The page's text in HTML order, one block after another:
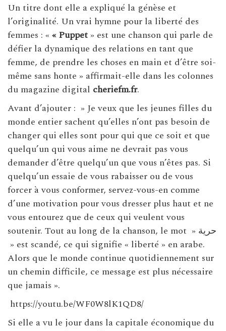
Un titre dont elle a expliqué la génèse et
l’originalité. Un vrai hymne pour la liberté des
femmes : « « Puppet» est une chanson qui parle de
défier la dynamique des relations en tant que
femme, de prendre les choses en main et d’être soi-
même sans honte » affirmait-elle dans les colonnes
du magazine digital cheriefm.fr.
Avant d’ajouter : » Je veux que les jeunes filles du
monde entier sachent qu’elles n’ont pas besoin de
changer qui elles sont pour qui que ce soit et que
quelqu’un qui vous aime ne devrait pas vous
demander d’être quelqu’un que vous n’êtes pas. Si
quelqu’un essaie de vous rabaisser ou de vous
forcer à vous conformer, servez-vous-en comme
d’une motivation pour vous dresser plus haut et ne
vous entourez que de ceux qui veulent vous
soutenir. Tout au long de la chanson, le mot » حرية
» est scandé, ce qui signifie « liberté » en arabe.
Alors que le monde continue quotidiennement sur
un chemin difficile, ce message est plus nécessaire
que jamais ».
https://youtu.be/WF0W8lK1QD8/
Si elle a vu le jour dans la capitale économique du